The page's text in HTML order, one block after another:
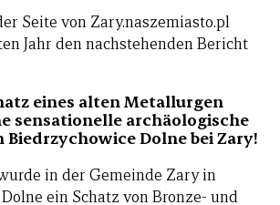
Seite von Zary.naszemiasto.pl
Jahr den nachstehenden Bericht
eines alten Metallurgen
sensationelle archäologische
Dolne bei Zary!
wurde in der Gemeinde Zary in
ein Schatz von Bronze- und